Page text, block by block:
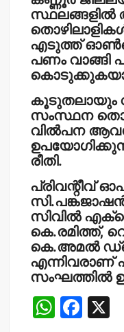
എടുത്ത്
പണം വാങ്ങി
കൂടുതലായും
സംസ്ഥന
വില്‍പന
രീതി.
പ്രിവന്റീവ്
സിവില്‍
കെ.രമിത്ത്,
കെ.അമല്‍
സംഘത്തില്‍
W
F